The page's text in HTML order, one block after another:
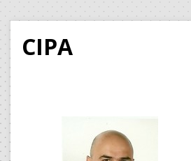
CIPA